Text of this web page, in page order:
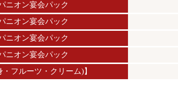
ニオン宴会パック
ニオン宴会パック
ニオン宴会パック
ニオン宴会パック
フルーツ・クリーム)】